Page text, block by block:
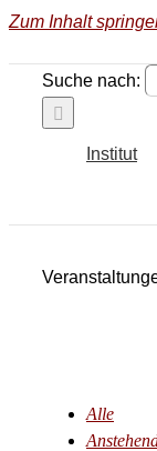
Zum Inhalt
Suche nach:
Institut
Alle